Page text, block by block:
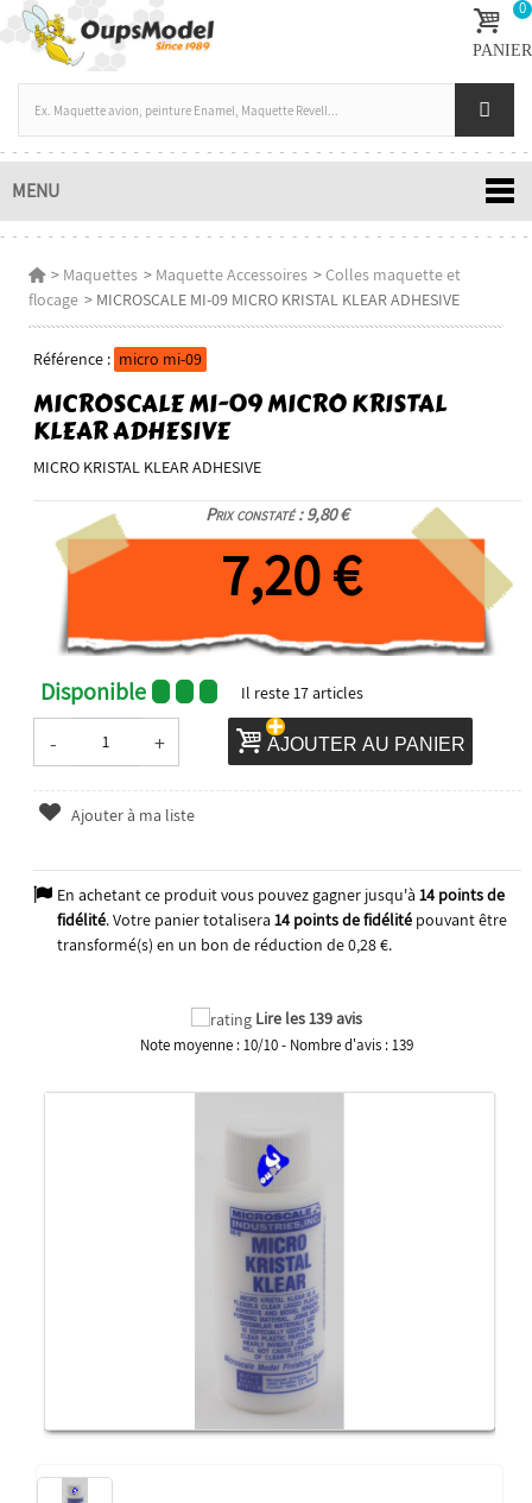
0
PANIER
MENU
> Maquettes > Maquette Accessoires >Colles maquette et
flocage > MICROSCALE MI-09 MICRO KRISTAL KLEAR ADHESIVE
Référence : micro mi-09
MICROSCALE MI-09 MICRO KRISTAL
KLEAR ADHESIVE
MICRO KRISTAL KLEAR ADHESIVE
Prix constaté : 9,80 €
7,20 €
Disponible Il reste17articles
- + AJOUTER AU PANIER
Ajouter à ma liste
En achetant ce produit vous pouvez gagner jusqu'à 14points de
fidélité. Votre panier totalisera 14points de fidélitépouvant être
transformé(s) en un bon de réduction de0,28 €.
Lire les 139 avis
Note moyenne :10/10- Nombre d'avis :139